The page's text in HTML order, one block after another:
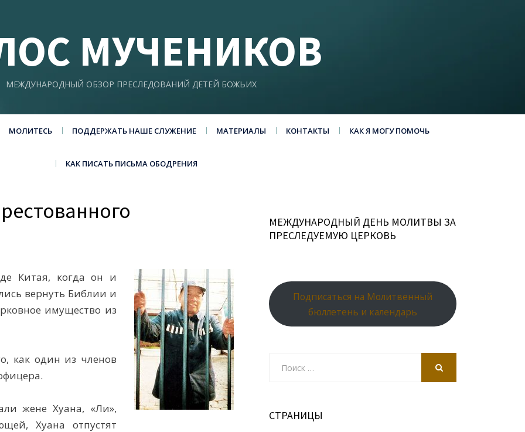
МУЧЕНИКОВ
МЕЖДУНАРОДНЫЙ ОБЗОР ПРЕСЛЕДОВАНИЙ ДЕТЕЙ БОЖЬИХ
МОЛИТЕСЬ ПОДДЕРЖАТЬ НАШЕ СЛУЖЕНИЕ МАТЕРИАЛЫ КОНТАКТЫ КАК Я МОГУ ПОМОЧЬ
КАК ПИСАТЬ ПИСЬМА ОБОДРЕНИЯ
Китая, когда он и
вернуть Библии и
имущество из
как один из членов
жене Хуана, «Ли»,
Хуана отпустят
МЕЖДУНАРОДНЫЙ ДЕНЬ МОЛИТВЫ ЗА
ПРЕСЛЕДУЕМУЮ ЦЕРКОВЬ
Подписаться на Молитвенный
бюллетень и календарь
СТРАНИЦЫ